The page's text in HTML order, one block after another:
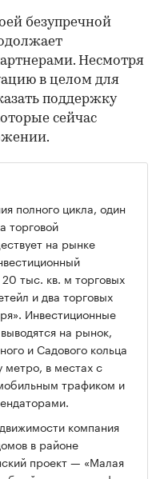
безупречной
Несмотря
в целом для
поддержку
сейчас
полного цикла, один
торговой
на рынке
тыс. кв. м торговых
и два торговых
Инвестиционные
на рынок,
и Садового кольца
метро, в местах с
трафиком и
компания
в районе
проект — «Малая